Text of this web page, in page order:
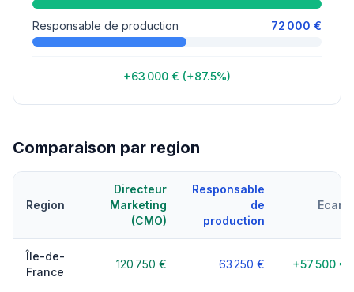
Responsable de production 72 000 €
+63 000 € (+87.5%)
Comparaison par region
Region
Directeur
Marketing
(CMO)
Responsable
de
production
Ecart
Île-de-
France
120 750 € 63 250 € +57 500 €